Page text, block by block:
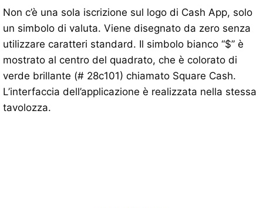
Non c’è una sola iscrizione sul logo di Cash App, solo
un simbolo di valuta. Viene disegnato da zero senza
utilizzare caratteri standard. Il simbolo bianco “$” è
mostrato al centro del quadrato, che è colorato di
verde brillante (# 28c101) chiamato Square Cash.
L’interfaccia dell’applicazione è realizzata nella stessa
tavolozza.